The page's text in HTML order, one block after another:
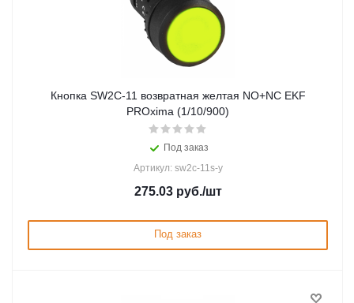
Кнопка SW2C-11 возвратная желтая NO+NC EKF
PROxima (1/10/900)
Под заказ
Артикул: sw2c-11s-y
275.03руб./шт
Под заказ